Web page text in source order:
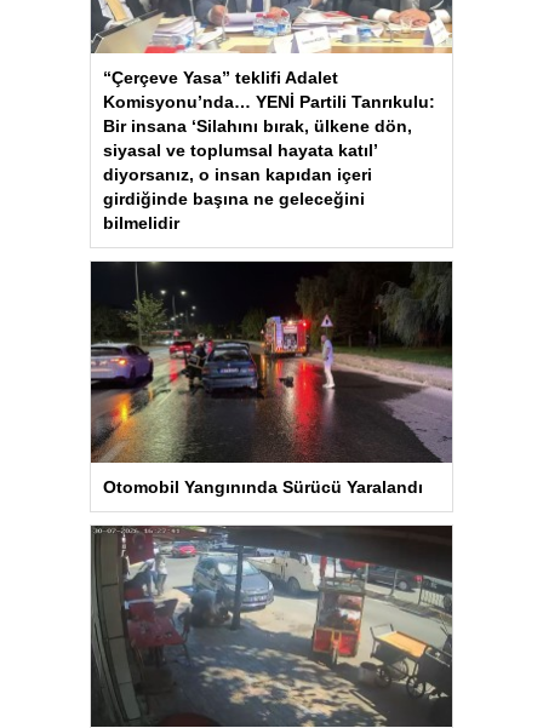
“Çerçeve Yasa” teklifi Adalet
Komisyonu’nda… YENİ Partili Tanrıkulu:
Bir insana ‘Silahını bırak, ülkene dön,
siyasal ve toplumsal hayata katıl’
diyorsanız, o insan kapıdan içeri
girdiğinde başına ne geleceğini
bilmelidir
Otomobil Yangınında Sürücü Yaralandı